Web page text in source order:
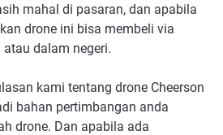
mahal di pasaran, dan apabila
drone ini bisa membeli via
dalam negeri.
kami tentang drone Cheerson
bahan pertimbangan anda
drone. Dan apabila ada